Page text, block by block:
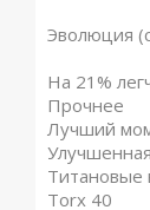
Эволюция
На 21%
Прочнее
Лучший
Титановые
Torx 40